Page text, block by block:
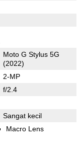
Moto G Stylus 5G
(2022)
2-MP
f/2.4
Sangat kecil
Macro Lens